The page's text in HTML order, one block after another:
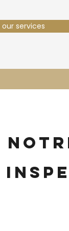
our services